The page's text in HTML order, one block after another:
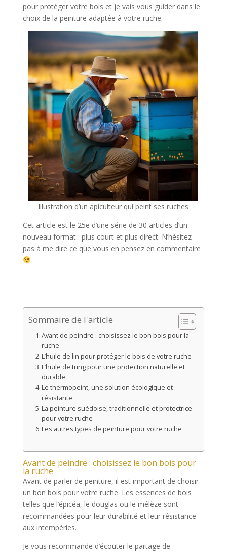
pour protéger votre bois et je vais vous guider dans le
choix de la peinture adaptée à votre ruche.
Illustration d’un apiculteur qui peint ses ruches
Cet article est le 25e d’une série de 30 articles d’un
nouveau format : plus court et plus direct. N’hésitez
pas à me dire ce que vous en pensez en commentaire
Sommaire de l'article
Avant de peindre : choisissez le bon bois pour la
ruche
L’huile de lin pour protéger le bois de votre ruche
L’huile de tung pour une protection naturelle et
durable
Le thermopeint, une solution écologique et
résistante
La peinture suédoise, traditionnelle et protectrice
pour votre ruche
Les autres types de peinture pour votre ruche
Avant de peindre : choisissez le bon bois pour
la ruche
Avant de parler de peinture, il est important de choisir
un bon bois pour votre ruche. Les essences de bois
telles que l’épicéa, le douglas ou le mélèze sont
recommandées pour leur durabilité et leur résistance
aux intempéries.
Je vous recommande d’écouter le partage de